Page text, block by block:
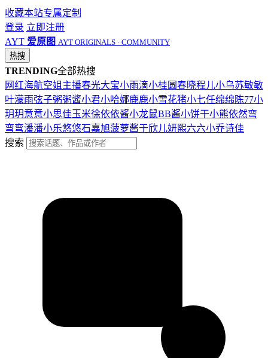
收藏本站专属定制
登录 立即注册
AYT 爱原图 AYT ORIGINALS · COMMUNITY
热搜
TRENDING全部热搜
网红海航空姐 主播春光大宝小雨滴小桂圆春晓程儿小乌苏敏敏
叶濛雨弦子粥粥酱小君小哈娜鹿鹿小雪花猪小七任绵绵 陈77小
玥玥意意小思佳玉米徐依依酱小龙鼠BB酱小饼干小熊依然弯
弯弯潘潘小乐悠悠石嘉旭菠萝酱于欣儿妍熙六六小乔诗佳
搜索